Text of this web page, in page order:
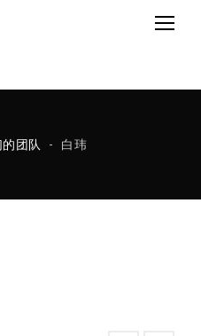
团队 - 白玮